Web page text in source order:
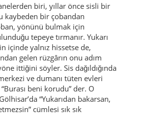
biri, yıllar önce sisli bir
kaybeden bir çobandan
yönünü bulmak için
tepeye tırmanır. Yukarı
içinde yalnız hissetse de,
gelen rüzgârın onu adım
ittiğini söyler. Sis dağıldığında
ve dumanı tüten evleri
beni korudu” der. O
“Yukarıdan bakarsan,
cümlesi sık sık